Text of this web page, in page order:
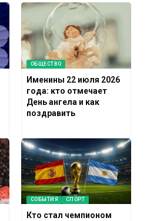
ОБЩЕСТВО
Именины 22 июля 2026
года: кто отмечает
День ангела и как
поздравить
СОБЫТИЯ СПОРТ
Кто стал чемпионом